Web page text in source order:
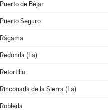
Puerto de Béjar
Puerto Seguro
Rágama
Redonda (La)
Retortillo
Rinconada de la Sierra (La)
Robleda